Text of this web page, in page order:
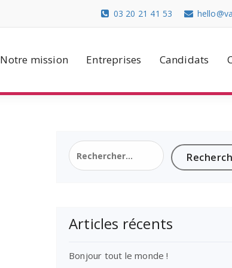
03 20 21 41 53
Notre mission Entreprises Candidats
Rechercher :
Articles récents
Bonjour tout le monde !